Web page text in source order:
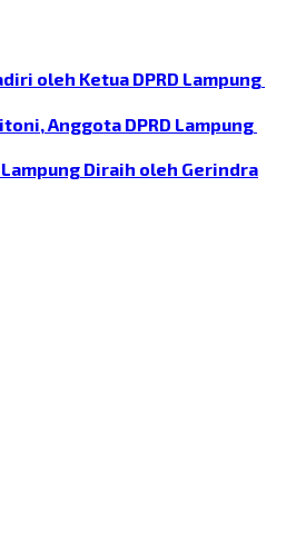
oleh Ketua DPRD Lampung
Anggota DPRD Lampung
Diraih oleh Gerindra